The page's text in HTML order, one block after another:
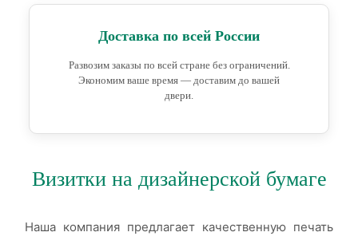
Доставка по всей России
Развозим заказы по всей стране без ограничений.
Экономим ваше время — доставим до вашей
двери.
Визитки на дизайнерской бумаге
Наша компания предлагает качественную печать